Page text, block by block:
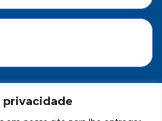
privacidade